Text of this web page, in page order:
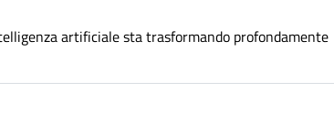
artificiale sta trasformando profondamente